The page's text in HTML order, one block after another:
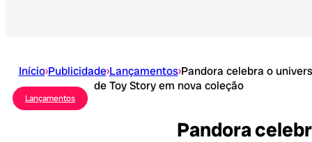
Início›Publicidade›Lançamentos›Pandora celebra o
de Toy Story em nova coleção
Lançamentos
Pandora